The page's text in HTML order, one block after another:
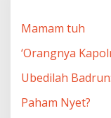
Mamam tuh
‘Orangnya
Ubedilah
Paham Nyet?